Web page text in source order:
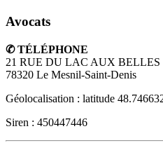
Avocats
✆ TÉLÉPHONE
21 RUE DU LAC AUX BELLES
78320 Le Mesnil-Saint-Denis
Géolocalisation : latitude
Siren : 450447446